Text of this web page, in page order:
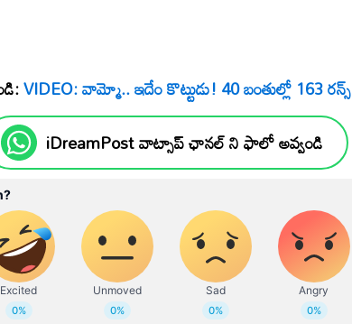
VIDEO: వామ్మో.. ఇదేం కొట్టుడు! 40 బంతుల్లో 163 రన్స్‌
iDreamPost వాట్సాప్ ఛానల్ ని ఫాలో అవ్వండి